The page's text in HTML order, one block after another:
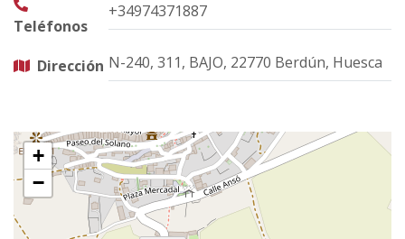
Teléfonos
+34974371887
Dirección N-240, 311, BAJO, 22770 Berdún, Huesca
+
−